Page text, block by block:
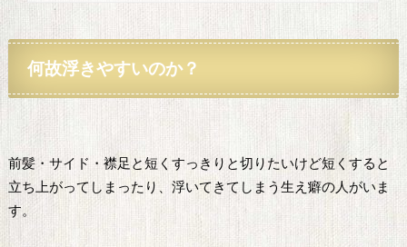
何故浮きやすいのか？
前髪・サイド・襟足と短くすっきりと切りたいけど短くすると
立ち上がってしまったり、浮いてきてしまう生え癖の人がいま
す。